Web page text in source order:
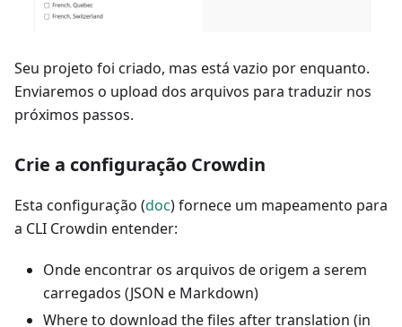
Seu projeto foi criado, mas está vazio por enquanto.
Enviaremos o upload dos arquivos para traduzir nos
próximos passos.
Crie a configuração Crowdin
Esta configuração (doc) fornece um mapeamento para
a CLI Crowdin entender:
Onde encontrar os arquivos de origem a serem
carregados (JSON e Markdown)
Where to download the files after translation (in